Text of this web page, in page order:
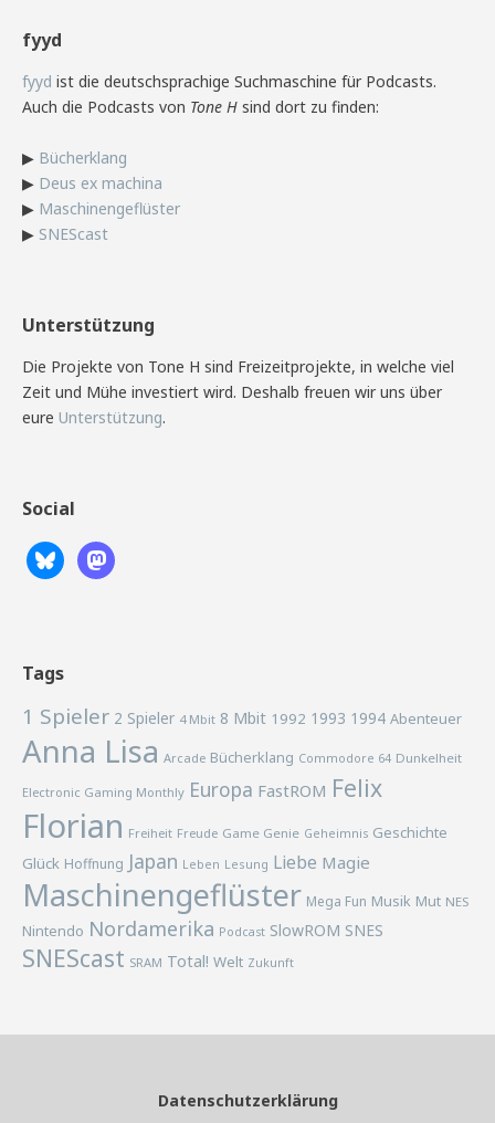
fyyd
fyyd ist die deutschsprachige Suchmaschine für Podcasts.
Auch die Podcasts von Tone H sind dort zu finden:
▶ Bücherklang
▶ Deus ex machina
▶ Maschinengeflüster
▶ SNEScast
Unterstützung
Die Projekte von Tone H sind Freizeitprojekte, in welche viel
Zeit und Mühe investiert wird. Deshalb freuen wir uns über
eure Unterstützung.
Social
Tags
1 Spieler 2 Spieler 4 Mbit 8 Mbit 1992 1993 1994 Abenteuer
Anna Lisa Arcade Bücherklang Commodore 64 Dunkelheit
Electronic Gaming Monthly Europa FastROM Felix
Florian Freiheit Freude Game Genie Geheimnis Geschichte
Glück Hoffnung Japan Leben Lesung Liebe Magie
Maschinengeflüster Mega Fun Musik Mut NES
Nintendo Nordamerika Podcast SlowROM SNES
SNEScast SRAM Total! Welt Zukunft
Datenschutzerklärung